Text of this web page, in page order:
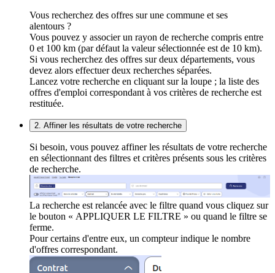
Vous recherchez des offres sur une commune et ses
alentours ?
Vous pouvez y associer un rayon de recherche compris entre
0 et 100 km (par défaut la valeur sélectionnée est de 10 km).
Si vous recherchez des offres sur deux départements, vous
devez alors effectuer deux recherches séparées.
Lancez votre recherche en cliquant sur la loupe ; la liste des
offres d'emploi correspondant à vos critères de recherche est
restituée.
2. Affiner les résultats de votre recherche
Si besoin, vous pouvez affiner les résultats de votre recherche
en sélectionnant des filtres et critères présents sous les critères
de recherche.
La recherche est relancée avec le filtre quand vous cliquez sur
le bouton « APPLIQUER LE FILTRE » ou quand le filtre se
ferme.
Pour certains d'entre eux, un compteur indique le nombre
d'offres correspondant.